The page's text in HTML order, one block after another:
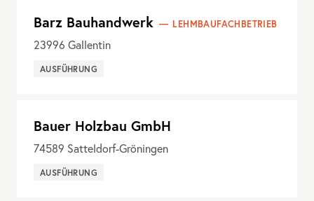
Barz Bauhandwerk LEHMBAUFACHBETRIEB
23996 Gallentin
AUSFÜHRUNG
Bauer Holzbau GmbH
74589 Satteldorf-Gröningen
AUSFÜHRUNG